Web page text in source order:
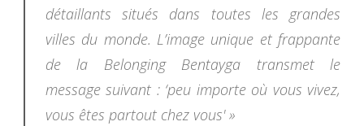
détaillants situés dans toutes les grandes
villes du monde. L’image unique et frappante
de la Belonging Bentayga transmet le
message suivant : ‘peu importe où vous vivez,
vous êtes partout chez vous' »